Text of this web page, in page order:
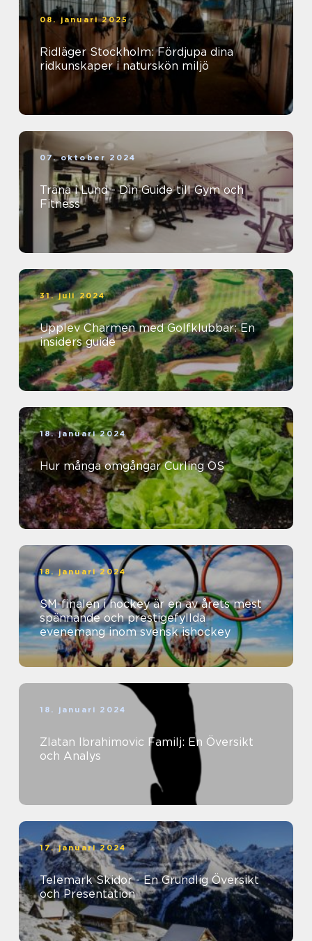
08. januari 2025
Ridläger Stockholm: Fördjupa dina
ridkunskaper i naturskön miljö
07. oktober 2024
Träna i Lund - Din Guide till Gym och
Fitness
31. juli 2024
Upplev Charmen med Golfklubbar: En
insiders guide
18. januari 2024
Hur många omgångar Curling OS
18. januari 2024
SM-finalen i hockey är en av årets mest
spännande och prestigefyllda
evenemang inom svensk ishockey
18. januari 2024
Zlatan Ibrahimovic Familj: En Översikt
och Analys
17. januari 2024
Telemark Skidor - En Grundlig Översikt
och Presentation